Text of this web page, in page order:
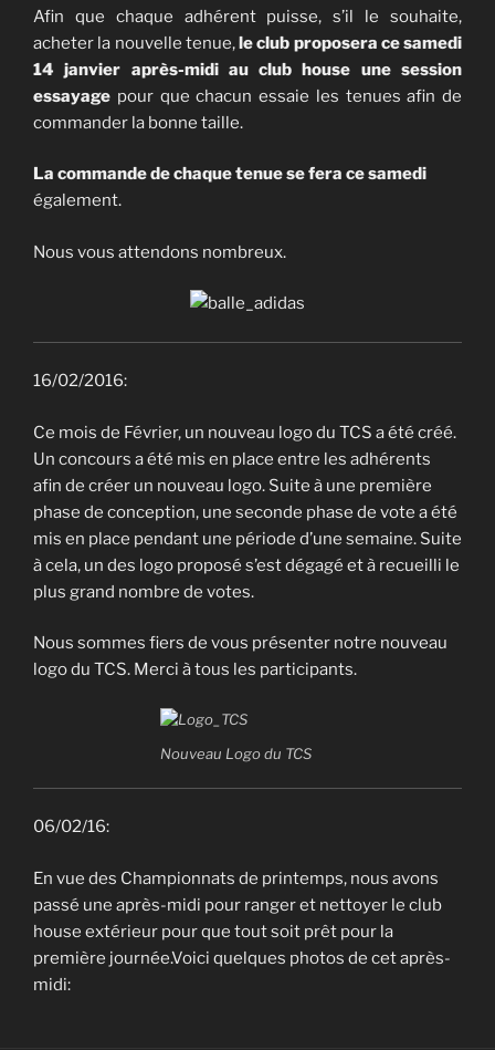
Afin que chaque adhérent puisse, s’il le souhaite,
acheter la nouvelle tenue,le club proposera ce samedi
14 janvier après-midi au club house une session
essayage pour que chacun essaie les tenues afin de
commander la bonne taille.
La commande de chaque tenue se fera ce samedi
également.
Nous vous attendons nombreux.
16/02/2016:
Ce mois de Février, un nouveau logo du TCS a été créé.
Un concours a été mis en place entre les adhérents
afin de créer un nouveau logo. Suite à une première
phase de conception, une seconde phase de vote a été
mis en place pendant une période d’une semaine. Suite
à cela, un des logo proposé s’est dégagé et à recueilli le
plus grand nombre de votes.
Nous sommes fiers de vous présenter notre nouveau
logo du TCS. Merci à tous les participants.
Nouveau Logo du TCS
06/02/16:
En vue des Championnats de printemps, nous avons
passé une après-midi pour ranger et nettoyer le club
house extérieur pour que tout soit prêt pour la
première journée.Voici quelques photos de cet après-
midi: